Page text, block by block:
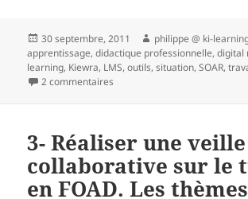
Publié
le
30 septembre, 2011 Auteur
philippe @ ki-
apprentissage,didactique professionnelle,digital
learning, Kiewra, LMS,outils,situation,SOAR,
2 commentaires
3- Réaliser une veille
collaborative sur le
en FOAD. Les